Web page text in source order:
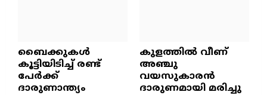
ബൈക്കുകൾ
കൂട്ടിയിടിച്ച് രണ്ട്
പേർക്ക്
ദാരുണാന്ത്യം
കുളത്തില്‍ വീണ്
അഞ്ചു
വയസുകാരന്‍
ദാരുണമായി മരിച്ചു